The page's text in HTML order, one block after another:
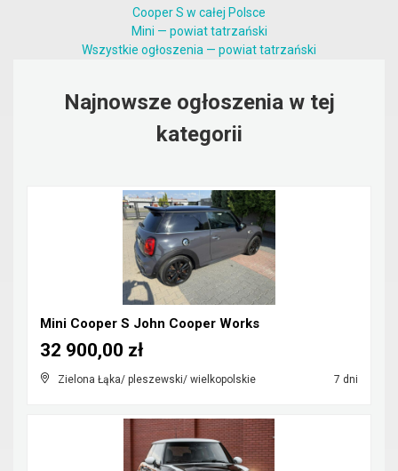
Cooper S w całej Polsce
Mini — powiat tatrzański
Wszystkie ogłoszenia — powiat tatrzański
Najnowsze ogłoszenia w tej
kategorii
Mini Cooper S John Cooper Works
Zielona Łąka/ pleszewski/ wielkopolskie 7 dni
32 900,00 zł